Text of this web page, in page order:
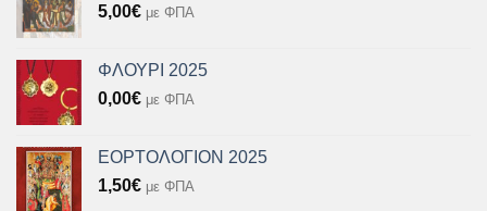
5,00€ με ΦΠΑ
ΦΛΟΥΡΙ 2025
0,00€ με ΦΠΑ
ΕΟΡΤΟΛΟΓΙΟΝ 2025
1,50€ με ΦΠΑ